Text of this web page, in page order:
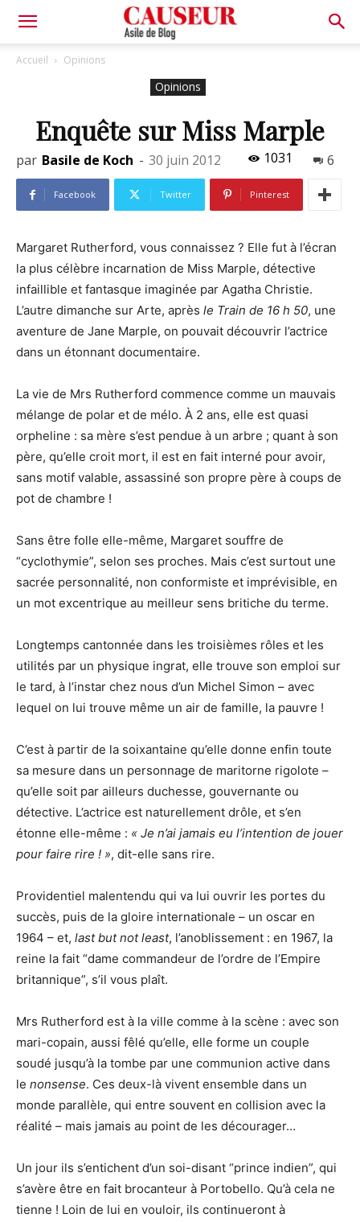
Asile
Blog
Accueil Opinions
Opinions
Enquête sur Miss Marple
par Basile de Koch - 30 juin 2012 1031 6
Facebook Twitter Pinterest
Margaret Rutherford, vous connaissez ? Elle fut à l’écran
la plus célèbre incarnation de Miss Marple, détective
infaillible et fantasque imaginée par Agatha Christie.
L’autre dimanche sur Arte, après le Train de 16 h 50, une
aventure de Jane Marple, on pouvait découvrir l’actrice
dans un étonnant documentaire.
La vie de Mrs Rutherford commence comme un mauvais
mélange de polar et de mélo. À 2 ans, elle est quasi
orpheline : sa mère s’est pendue à un arbre ; quant à son
père, qu’elle croit mort, il est en fait interné pour avoir,
sans motif valable, assassiné son propre père à coups de
pot de chambre !
Sans être folle elle-même, Margaret souffre de
“cyclothymie”, selon ses proches. Mais c’est surtout une
sacrée personnalité, non conformiste et imprévisible, en
un mot excentrique au meilleur sens britiche du terme.
Longtemps cantonnée dans les troisièmes rôles et les
utilités par un physique ingrat, elle trouve son emploi sur
le tard, à l’instar chez nous d’un Michel Simon – avec
lequel on lui trouve même un air de famille, la pauvre !
C’est à partir de la soixantaine qu’elle donne enfin toute
sa mesure dans un personnage de maritorne rigolote –
qu’elle soit par ailleurs duchesse, gouvernante ou
détective. L’actrice est naturellement drôle, et s’en
étonne elle-même : « Je n’ai jamais eu l’intention de jouer
pour faire rire ! », dit-elle sans rire.
Providentiel malentendu qui va lui ouvrir les portes du
succès, puis de la gloire internationale – un oscar en
1964 – et, last but not least, l’anoblissement : en 1967, la
reine la fait “dame commandeur de l’ordre de l’Empire
britannique”, s’il vous plaît.
Mrs Rutherford est à la ville comme à la scène : avec son
mari-copain, aussi fêlé qu’elle, elle forme un couple
soudé jusqu’à la tombe par une communion active dans
le nonsense. Ces deux-là vivent ensemble dans un
monde parallèle, qui entre souvent en collision avec la
réalité – mais jamais au point de les décourager…
Un jour ils s’entichent d’un soi-disant “prince indien”, qui
s’avère être en fait brocanteur à Portobello. Qu’à cela ne
tienne ! Loin de lui en vouloir, ils continueront à